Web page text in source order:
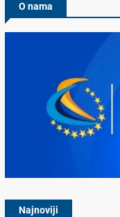
O nama
Najnoviji